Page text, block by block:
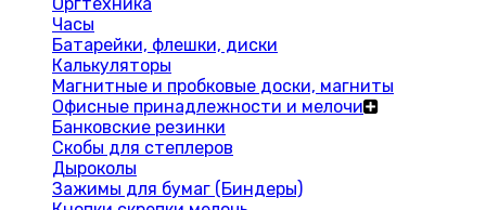
Часы
Батарейки, флешки, диски
Калькуляторы
Магнитные и пробковые доски, магниты
Офисные принадлежности и мелочи
Банковские резинки
Скобы для степлеров
Дыроколы
Зажимы для бумаг (Биндеры)